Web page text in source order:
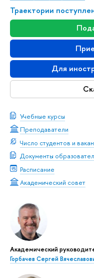
Траектории
Для
Учебные курсы
Преподаватели
Число студентов и
Документы
Расписание
Академический совет
Академический
Горбачев Сергей